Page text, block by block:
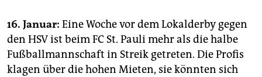
16. Januar: Eine Woche vor dem Lokalderby gegen
den HSV ist beim FC St. Pauli mehr als die halbe
Fußballmannschaft in Streik getreten. Die Profis
klagen über die hohen Mieten, sie könnten sich